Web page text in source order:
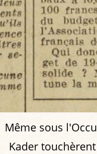
Même sous
Kader